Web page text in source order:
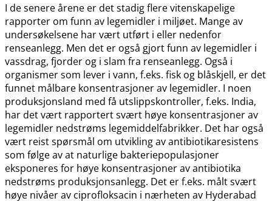
I de senere årene er det stadig flere vitenskapelige
rapporter om funn av legemidler i miljøet. Mange av
undersøkelsene har vært utført i eller nedenfor
renseanlegg. Men det er også gjort funn av legemidler i
vassdrag, fjorder og i slam fra renseanlegg. Også i
organismer som lever i vann, f.eks. fisk og blåskjell, er det
funnet målbare konsentrasjoner av legemidler. I noen
produksjonsland med få utslippskontroller, f.eks. India,
har det vært rapportert svært høye konsentrasjoner av
legemidler nedstrøms legemiddelfabrikker. Det har også
vært reist spørsmål om utvikling av antibiotikaresistens
som følge av at naturlige bakteriepopulasjoner
eksponeres for høye konsentrasjoner av antibiotika
nedstrøms produksjonsanlegg. Det er f.eks. målt svært
høye nivåer av ciprofloksacin i nærheten av Hyderabad